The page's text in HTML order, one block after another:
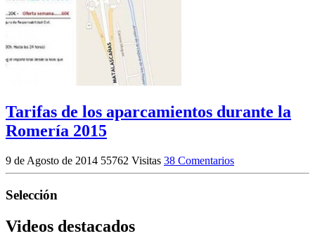
Tarifas de los aparcamientos durante la
Romería 2015
9 de Agosto de 2014 55762 Visitas 38 Comentarios
Selección
Videos destacados